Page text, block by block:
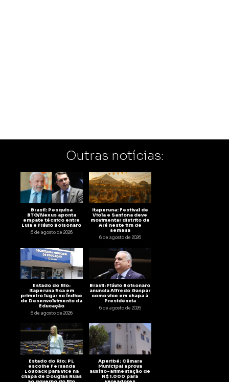
Outras notícias:
Brasil: Pesquisa
BTG/Nexus aponta
empate técnico entre
Lula e Flávio Bolsonaro
6 de agosto de 2026
Itaperuna: Festival de
Viola e Sanfona deve
movimentar distrito de
Aré neste fim de
semana
6 de agosto de 2026
Estado do Rio:
Itaperuna fica em
primeiro lugar no Índice
de Desenvolvimento da
Educação
6 de agosto de 2026
Brasil: Flávio Bolsonaro
anuncia Alfredo Gaspar
como vice em chapa à
Presidência
6 de agosto de 2026
Estado do Rio: PL
escolhe Fernanda
Louback para vice na
chapa de Douglas Ruas
Aperibé: Câmara
Municipal aprova
auxílio-alimentação de
R$ 1.000 para